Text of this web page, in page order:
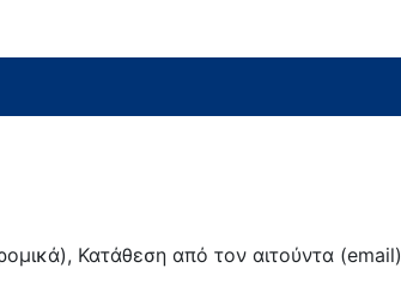
Κατάθεση από τον αιτούντα (email)